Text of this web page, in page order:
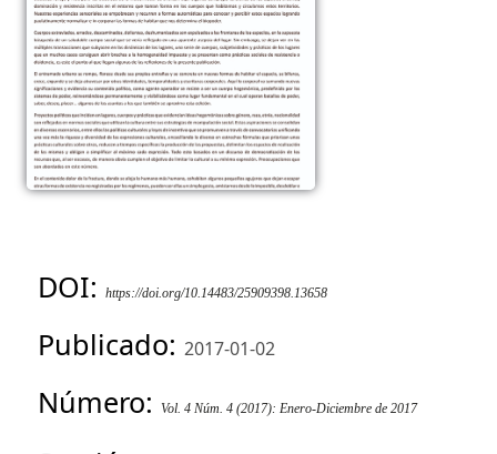
DOI: https://doi.org/10.14483/25909398.13658
Publicado: 2017-01-02
Número: Vol. 4 Núm. 4 (2017): Enero-Diciembre de 2017